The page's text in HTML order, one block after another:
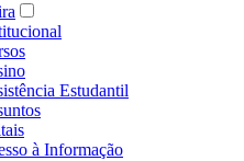
Estudantil
à Informação